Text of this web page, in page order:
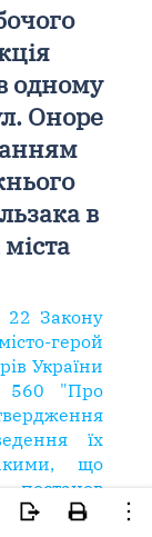
одному
Оноре
в
22 Закону
герой
України
560 "Про
їх
що